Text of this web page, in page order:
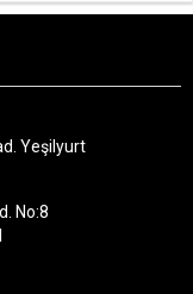
Yeşilyurt
No:8